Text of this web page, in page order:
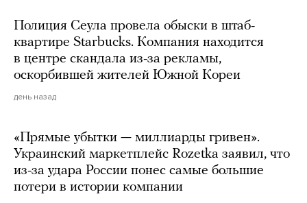
Полиция Сеула провела обыски в штаб-
квартире Starbucks. Компания находится
в центре скандала из-за рекламы,
оскорбившей жителей Южной Кореи
день назад
«Прямые убытки — миллиарды гривен».
Украинский маркетплейс Rozetka заявил, что
из-за удара России понес самые большие
потери в истории компании